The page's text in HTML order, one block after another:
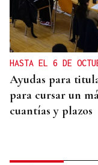
HASTA EL 6 DE
Ayudas para
para cursar un
cuantías y plazos